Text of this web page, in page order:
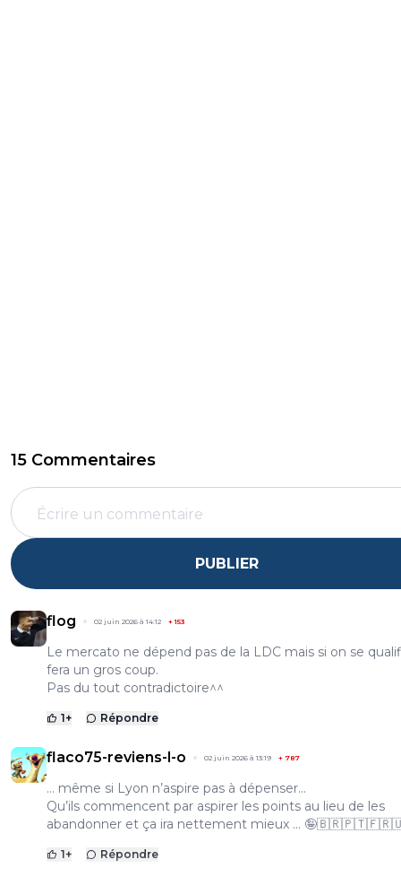
15 Commentaires
PUBLIER
flog 02 juin 2026 à 14:12 +153
Le mercato ne dépend pas de la LDC mais si on se
fera un gros coup.
Pas du tout contradictoire^^
1+ Répondre
flaco75-reviens-l-o 02 juin 2026 à 13:19 + 787
… même si Lyon n’aspire pas à dépenser…
Qu’ils commencent par aspirer les points au lieu de les
abandonner et ça ira nettement mieux …
1+ Répondre